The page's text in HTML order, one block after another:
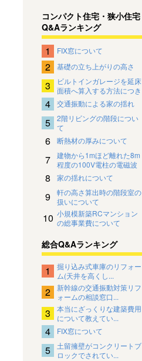
コンパクト住宅・狭小住宅
Q&Aランキング
1 FIX窓について
2 基礎の立ち上がりの高さ
3
ビルトインガレージを延床
面積へ算入する方法につき
まして
4 交通振動による家の揺れ
5
2階リビングの階段につい
て
6 断熱材の厚みについて
7
建物から1mほど離れた8m
程度の100V電柱の電磁波
影響について
8 家の揺れについて
9
軒の高さ算出時の階段室の
扱いについて
10 小規模新築RCマンション
の総事業費について
総合Q&Aランキング
1
掘り込み式車庫のリフォー
ム(天井を高くし...
2
新幹線の交通振動対策リフ
ォームの相談窓口...
3
本当にざっくりな建築費用
について教えてい...
4 FIX窓について
5
土留擁壁がコンクリートブ
ロックでされてい...